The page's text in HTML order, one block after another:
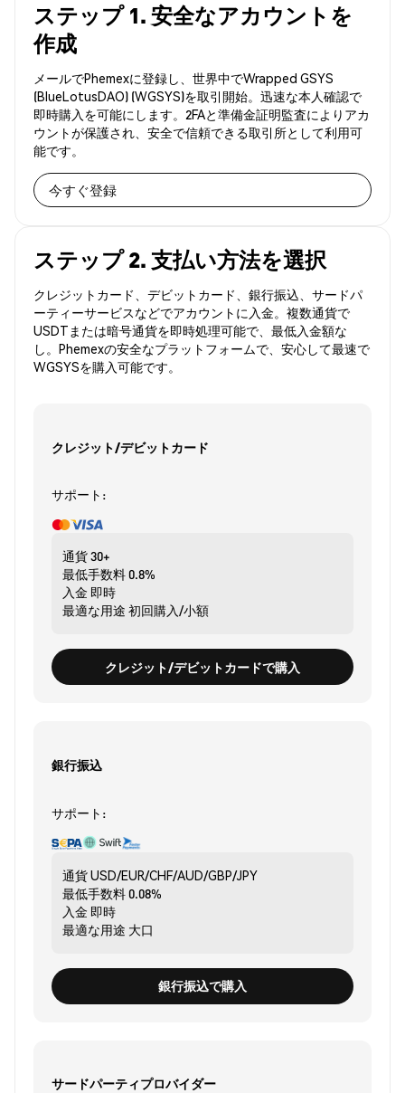
ステップ 1. 安全なアカウントを
作成
メールでPhemexに登録し、世界中でWrapped GSYS
(BlueLotusDAO) (WGSYS)を取引開始。迅速な本人確認で
即時購入を可能にします。2FAと準備金証明監査によりアカ
ウントが保護され、安全で信頼できる取引所として利用可
能です。
今すぐ登録
ステップ 2. 支払い方法を選択
クレジットカード、デビットカード、銀行振込、サードパ
ーティーサービスなどでアカウントに入金。複数通貨で
USDTまたは暗号通貨を即時処理可能で、最低入金額な
し。Phemexの安全なプラットフォームで、安心して最速で
WGSYSを購入可能です。
クレジット/デビットカード
サポート:
通貨30+
最低手数料0.8%
入金 即時
最適な用途 初回購入/小額
クレジット/デビットカードで購入
銀行振込
サポート:
通貨USD/EUR/CHF/AUD/GBP/JPY
最低手数料0.08%
入金 即時
最適な用途 大口
銀行振込で購入
サードパーティプロバイダー